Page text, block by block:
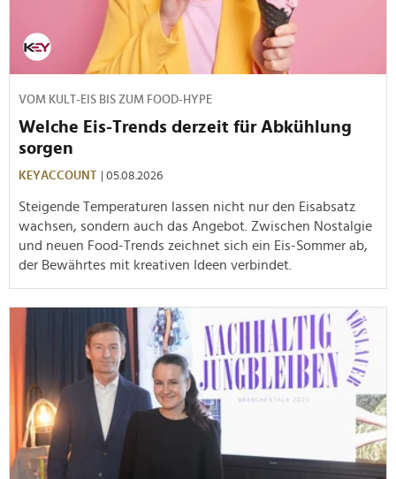
VOM KULT-EIS BIS ZUM FOOD-HYPE
Welche Eis-Trends derzeit für Abkühlung
sorgen
KEYACCOUNT | 05.08.2026
Steigende Temperaturen lassen nicht nur den Eisabsatz
wachsen, sondern auch das Angebot. Zwischen Nostalgie
und neuen Food-Trends zeichnet sich ein Eis-Sommer ab,
der Bewährtes mit kreativen Ideen verbindet.